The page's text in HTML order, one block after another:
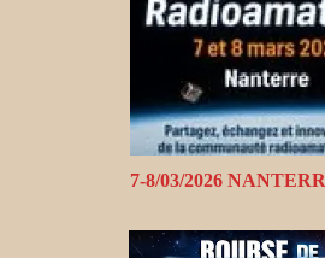
7-8/03/2026